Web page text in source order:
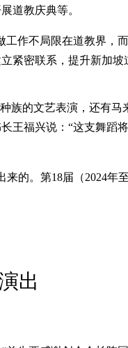
道教庆典等。
作不局限在道教界，
紧密联系，提升新加坡
族的文艺表演，还有
王福兴说：“这支舞蹈
的。第18届（2024年
出